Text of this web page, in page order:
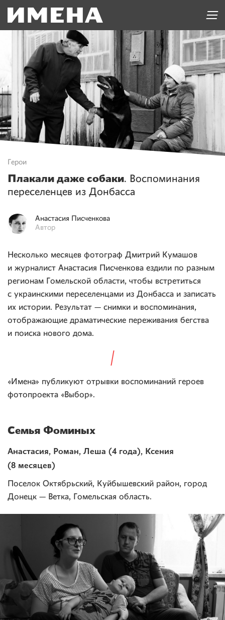
Герои
Плакали даже собаки. Воспоминания
переселенцев из Донбасса
Анастасия Писченкова
Автор
Несколько месяцев фотограф Дмитрий Кумашов
и журналист Анастасия Писченкова ездили по разным
регионам Гомельской области, чтобы встретиться
с украинскими переселенцами из Донбасса и записать
их истории. Результат — снимки и воспоминания,
отображающие драматические переживания бегства
и поиска нового дома.
«Имена» публикуют отрывки воспоминаний героев
фотопроекта «Выбор».
Семья Фоминых
Анастасия, Роман, Леша (4 года), Ксения
(8 месяцев)
Поселок Октябрьский, Куйбышевский район, город
Донецк — Ветка, Гомельская область.